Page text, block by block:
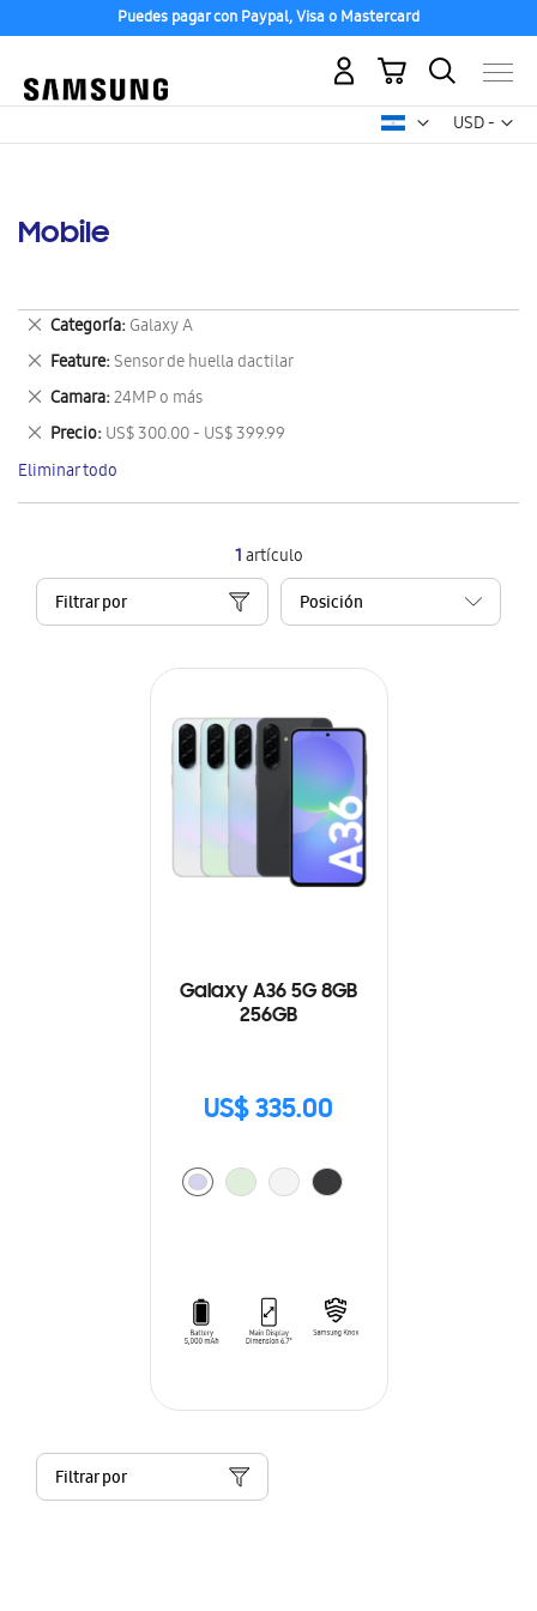
Puedes pagar con Paypal, Visa o Mastercard
USD -
dólar
Mi carrito
Mobile
1artículo
Filtrar por
Galaxy A36 5G 8GB
256GB
US$ 335.00
Filtrar por
Categoría Galaxy A
Eliminar
este
artículo
Feature Sensor de huella dactilar
Eliminar
este
artículo
Camara 24MP o más
Eliminar
este
artículo
Precio US$ 300.00 - US$ 399.99
Eliminar
este
artículo
Eliminar todo